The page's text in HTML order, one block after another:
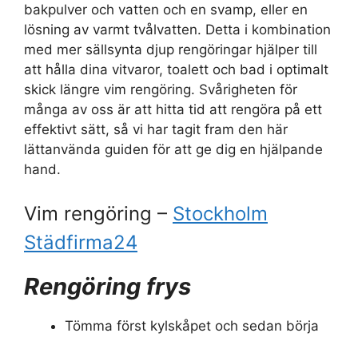
bakpulver och vatten och en svamp, eller en
lösning av varmt tvålvatten. Detta i kombination
med mer sällsynta djup rengöringar hjälper till
att hålla dina vitvaror, toalett och bad i optimalt
skick längre vim rengöring. Svårigheten för
många av oss är att hitta tid att rengöra på ett
effektivt sätt, så vi har tagit fram den här
lättanvända guiden för att ge dig en hjälpande
hand.
Vim rengöring – Stockholm
Städfirma24
Rengöring frys
Tömma först kylskåpet och sedan börja